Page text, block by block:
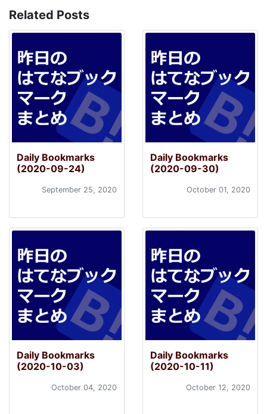
Related Posts
Daily Bookmarks
(2020-09-24)
September 25, 2020
Daily Bookmarks
(2020-09-30)
October 01, 2020
Daily Bookmarks
(2020-10-03)
October 04, 2020
Daily Bookmarks
(2020-10-11)
October 12, 2020